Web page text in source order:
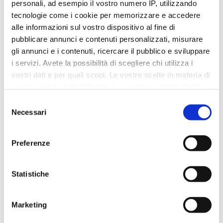
personali, ad esempio il vostro numero IP, utilizzando
tecnologie come i cookie per memorizzare e accedere
alle informazioni sul vostro dispositivo al fine di
pubblicare annunci e contenuti personalizzati, misurare
gli annunci e i contenuti, ricercare il pubblico e sviluppare
i servizi. Avete la possibilità di scegliere chi utilizza i
vostri dati e per quali scopi. Le vostre scelte in materia di
modificare o revocare il proprio consenso in qualsiasi
momento dalla Dichiarazione sui cookie o facendo clic
raccogliere informazioni sulla tua posizione
geografica, con un'approssimazione di qualche
Identificare il tuo dispositivo, scansionandolo
delNecessari
Preferenze
Statistiche
Marketing
Dove siamo
Clicca sulla mappa per ottenere le indicazioni
stradali